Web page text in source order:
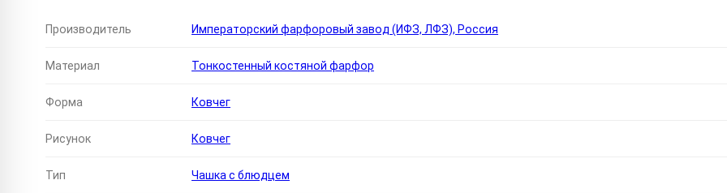
Производитель Императорский фарфоровый завод (ИФЗ, ЛФЗ), Россия
Материал Тонкостенный костяной фарфор
Форма Ковчег
Рисунок Ковчег
Тип Чашка с блюдцем